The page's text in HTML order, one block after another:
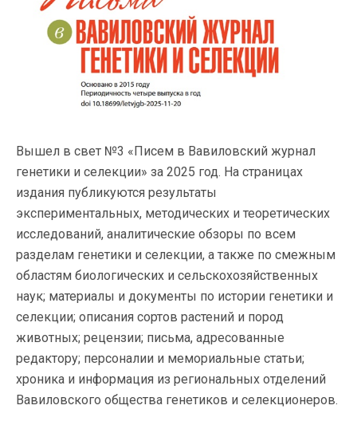
Вышел в свет №3 «Писем в Вавиловский журнал
генетики и селекции» за 2025 год. На страницах
издания публикуются результаты
экспериментальных, методических и теоретических
исследований, аналитические обзоры по всем
разделам генетики и селекции, а также по смежным
областям биологических и сельскохозяйственных
наук; материалы и документы по истории генетики и
селекции; описания сортов растений и пород
животных; рецензии; письма, адресованные
редактору; персоналии и мемориальные статьи;
хроника и информация из региональных отделений
Вавиловского общества генетиков и селекционеров.